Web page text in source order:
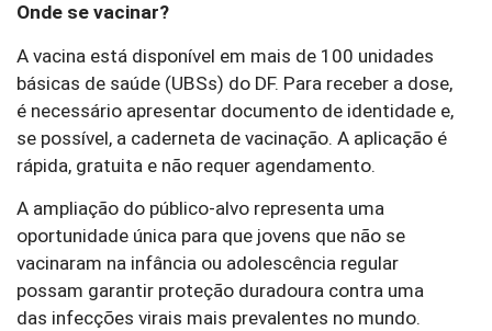
Onde se vacinar?
A vacina está disponível em mais de 100 unidades
básicas de saúde (UBSs) do DF. Para receber a dose,
é necessário apresentar documento de identidade e,
se possível, a caderneta de vacinação. A aplicação é
rápida, gratuita e não requer agendamento.
A ampliação do público-alvo representa uma
oportunidade única para que jovens que não se
vacinaram na infância ou adolescência regular
possam garantir proteção duradoura contra uma
das infecções virais mais prevalentes no mundo.